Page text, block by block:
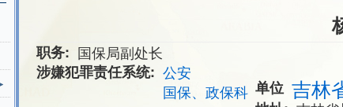
职务
国保局副处长
涉嫌犯罪责任系统
公安
国保、政保科 单位 吉林